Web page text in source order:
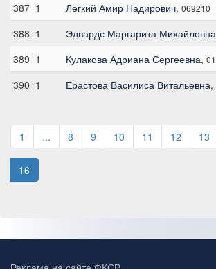
387 1 Легкий Амир Надирович, 069210
388 1 Эдвардс Маргарита Михайловна
389 1 Кулакова Адриана Сергеевна,
390 1 Ерастова Василиса Витальевна,
1 ... 8 9 10 11 12 13
16